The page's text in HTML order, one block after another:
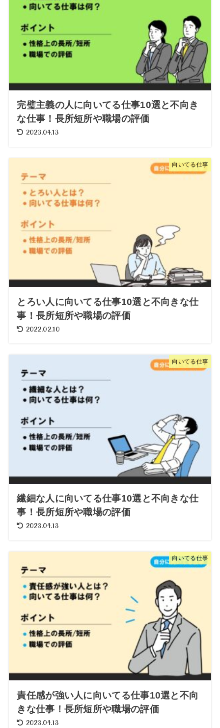
完璧主義の人に向いてる仕事10選と不向き
な仕事！長所短所や職場の評価
2023.04.13
向いてる仕事
とろい人に向いてる仕事10選と不向きな仕
事！長所短所や職場の評価
2022.02.10
向いてる仕事
繊細な人に向いてる仕事10選と不向きな仕
事！長所短所や職場の評価
2023.04.13
向いてる仕事
責任感が強い人に向いてる仕事10選と不向
きな仕事！長所短所や職場の評価
2023.04.13